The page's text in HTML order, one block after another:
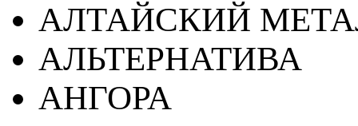
АЛТАЙСКИЙ
АЛЬТЕРНАТИВА
АНГОРА